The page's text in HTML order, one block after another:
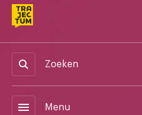
Zoeken
menu Menu